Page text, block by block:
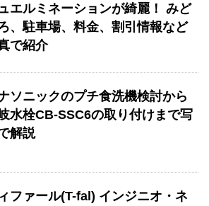
エルミネーションが綺麗！ みど
、駐車場、料金、割引情報など
で紹介
ソニックのプチ食洗機検討から
水栓CB-SSC6の取り付けまで写
解説
ファール(T-fal) インジニオ・ネ